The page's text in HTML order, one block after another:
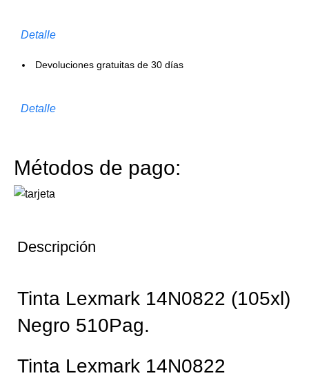
Detalle
Devoluciones gratuitas de 30 días
Detalle
Métodos de pago:
Descripción
Tinta Lexmark 14N0822 (105xl)
Negro 510Pag.
Tinta Lexmark 14N0822